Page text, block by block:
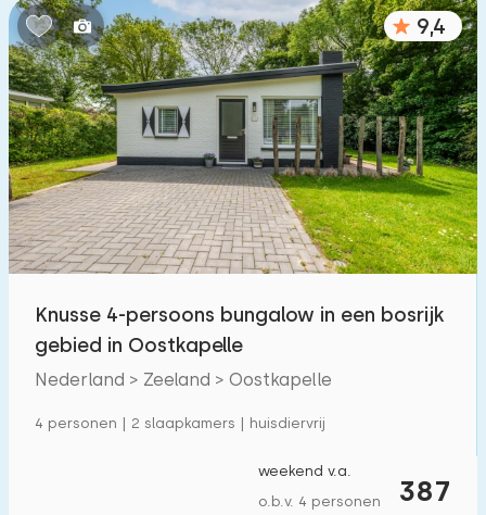
9,4
Knusse 4-persoons bungalow in een bosrijk
gebied in Oostkapelle
Nederland > Zeeland > Oostkapelle
4 personen | 2 slaapkamers | huisdiervrij
387
weekend v.a.
o.b.v. 4 personen